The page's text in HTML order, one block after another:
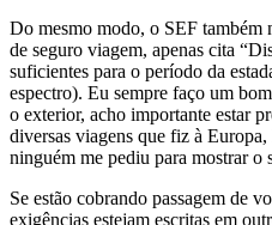
Do mesmo modo, o SEF também
de seguro viagem, apenas cita
suficientes para o período da
espectro). Eu sempre faço um
o exterior, acho importante estar
diversas viagens que fiz à
ninguém me pediu para mostrar o
Se estão cobrando passagem de
exigências estejam escritas em